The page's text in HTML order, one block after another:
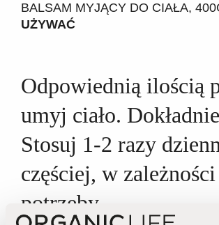
BALSAM MYJĄCY DO CIAŁA,
UŻYWAĆ
Odpowiednią ilością
umyj ciało.
Stosuj 1-2 razy
częściej, w
potrzeby.